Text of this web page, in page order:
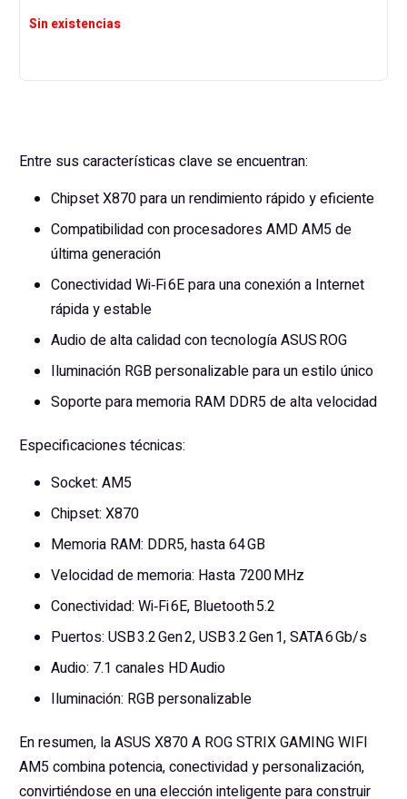
Sin existencias
Entre sus características clave se encuentran:
Chipset X870 para un rendimiento rápido y eficiente
Compatibilidad con procesadores AMD AM5 de
última generación
Conectividad Wi‑Fi 6E para una conexión a Internet
rápida y estable
Audio de alta calidad con tecnología ASUS ROG
Iluminación RGB personalizable para un estilo único
Soporte para memoria RAM DDR5 de alta velocidad
Especificaciones técnicas:
Socket: AM5
Chipset: X870
Memoria RAM: DDR5, hasta 64 GB
Velocidad de memoria: Hasta 7200 MHz
Conectividad: Wi‑Fi 6E, Bluetooth 5.2
Puertos: USB 3.2 Gen 2, USB 3.2 Gen 1, SATA 6 Gb/s
Audio: 7.1 canales HD Audio
Iluminación: RGB personalizable
En resumen, la ASUS X870 A ROG STRIX GAMING WIFI
AM5 combina potencia, conectividad y personalización,
convirtiéndose en una elección inteligente para construir